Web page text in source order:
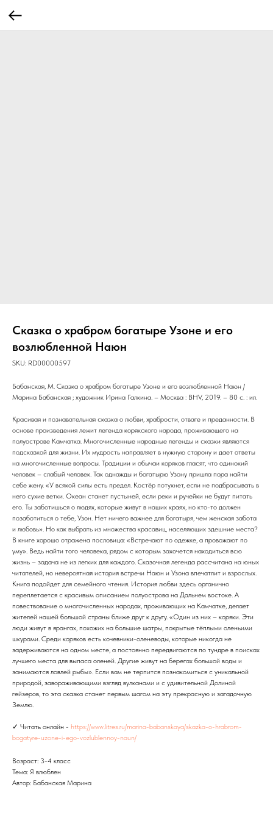
Сказка о храбром богатыре Узоне и его
возлюбленной Наюн
SKU: RD00000597
Бабанская, М. Сказка о храбром богатыре Узоне и его возлюбленной Наюн /
Марина Бабанская ; художник Ирина Галкина. – Москва : BHV, 2019. – 80 с. : ил.
Красивая и познавательная сказка о любви, храбрости, отваге и преданности. В
основе произведения лежит легенда корякского народа, проживающего на
полуострове Камчатка. Многочисленные народные легенды и сказки являются
подсказкой для жизни. Их мудрость направляет в нужную сторону и дает ответы
на многочисленные вопросы. Традиции и обычаи коряков гласят, что одинокий
человек – слабый человек. Так однажды и богатырю Узону пришла пора найти
себе жену. «У всякой силы есть предел. Костёр потухнет, если не подбрасывать в
него сухие ветки. Океан станет пустыней, если реки и ручейки не будут питать
его. Ты заботишься о людях, которые живут в наших краях, но кто-то должен
позаботиться о тебе, Узон. Нет ничего важнее для богатыря, чем женская забота
и любовь». Но как выбрать из множества красавиц, населяющих здешние места?
В книге хорошо отражена пословица: «Встречают по одежке, а провожают по
уму». Ведь найти того человека, рядом с которым захочется находиться всю
жизнь – задача не из легких для каждого. Сказочная легенда рассчитана на юных
читателей, но невероятная история встречи Наюн и Узона впечатлит и взрослых.
Книга подойдет для семейного чтения. История любви здесь органично
переплетается с красивым описанием полуострова на Дальнем востоке. А
повествование о многочисленных народах, проживающих на Камчатке, делает
жителей нашей большой страны ближе друг к другу. «Один из них – коряки. Эти
люди живут в ярангах, похожих на большие шатры, покрытые тёплыми оленьими
шкурами. Среди коряков есть кочевники-оленеводы, которые никогда не
задерживаются на одном месте, а постоянно передвигаются по тундре в поисках
лучшего места для выпаса оленей. Другие живут на берегах большой воды и
занимаются ловлей рыбы». Если вам не терпится познакомиться с уникальной
природой, завораживающими взгляд вулканами и с удивительной Долиной
гейзеров, то эта сказка станет первым шагом на эту прекрасную и загадочную
Землю.
✓ Читать онлайн - https://www.litres.ru/marina-babanskaya/skazka-o-hrabrom-
bogatyre-uzone-i-ego-vozlublennoy-naun/
Возраст: 3-4 класс
Тема: Я влюблен
Автор: Бабанская Марина